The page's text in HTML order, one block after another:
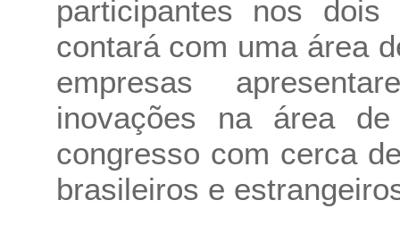
participantes nos
contará com uma área
empresas
inovações na área
congresso com cerca
brasileiros e